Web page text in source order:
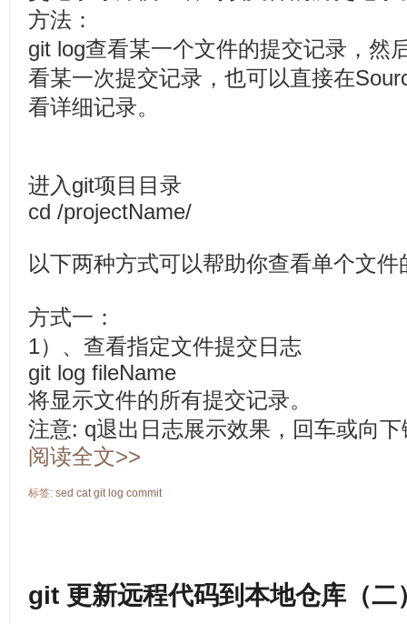
方法：
git log查看某一个文件的提交记录，然
看某一次提交记录，也可以直接在
看详细记录。
进入git项目目录
cd /projectName/
以下两种方式可以帮助你查看单个文件
方式一：
1）、查看指定文件提交日志
git log fileName
将显示文件的所有提交记录。
注意: q退出日志展示效果，回车或向
阅读全文>>
标签: sed cat git log commit
git 更新远程代码到本地仓库（二